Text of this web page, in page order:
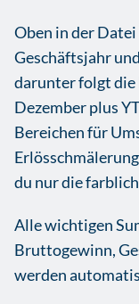
Oben in der
Geschäftsjahr
darunter folgt die
Dezember plus
Bereichen für
du nur die
Alle wichtigen
Bruttogewinn,
werden